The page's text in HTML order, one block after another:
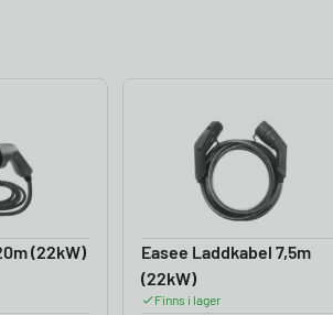
(22kW)
Easee Laddkabel 7,5m
(22kW)
Finns i lager